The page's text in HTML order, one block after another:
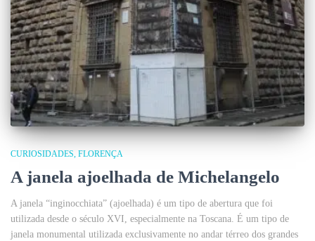
CURIOSIDADES FLORENÇA
A janela ajoelhada de Michelangelo
A janela “inginocchiata” (ajoelhada) é um tipo de abertura que foi
utilizada desde o século XVI, especialmente na Toscana. É um tipo de
janela monumental utilizada exclusivamente no andar térreo dos grandes